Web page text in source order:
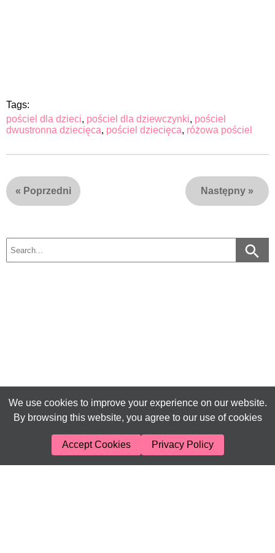
Tags:
pościel dla dzieci, pościel dla dziewczynki, pościel
dwustronna dziecięca, pościel dziecięca, różowa pościel
« Poprzedni Następny »
We use cookies to improve your experience on our website.
By browsing this website, you agree to our use of cookies
Accept Cookies Privacy Policy